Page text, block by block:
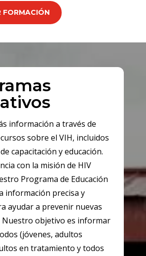
FORMACIÓN
información a través de
sobre el VIH, incluidos
capacitación y educación.
con la misión de HIV
Programa de Educación
información precisa y
ayudar a prevenir nuevas
Nuestro objetivo es informar
(jóvenes, adultos
en tratamiento y todos